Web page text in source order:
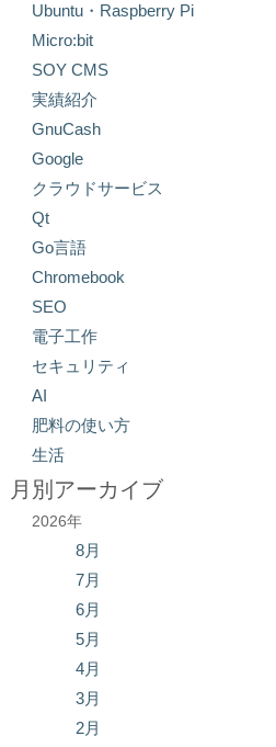
Ubuntu・Raspberry Pi
Micro:bit
SOY CMS
実績紹介
GnuCash
Google
クラウドサービス
Qt
Go言語
Chromebook
SEO
電子工作
セキュリティ
AI
肥料の使い方
生活
月別アーカイブ
2026年
8月
7月
6月
5月
4月
3月
2月